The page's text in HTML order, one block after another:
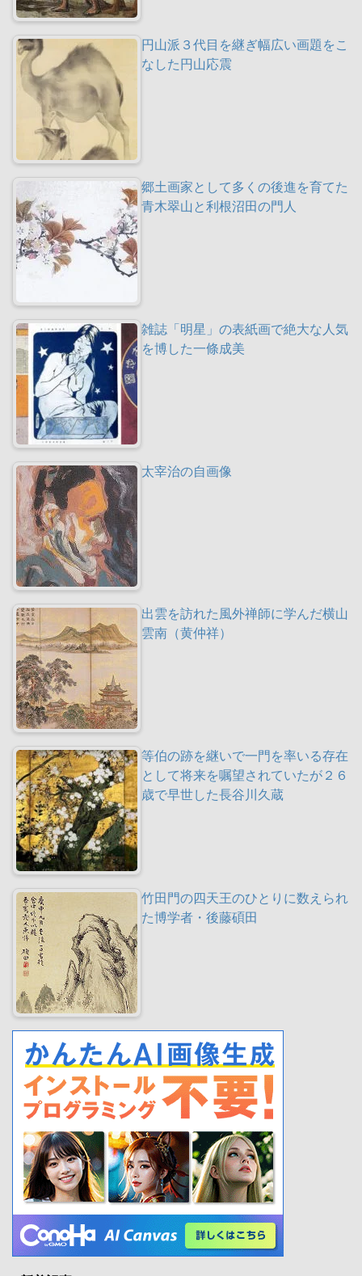
円山派３代目を継ぎ幅広い画題をこ
なした円山応震
郷土画家として多くの後進を育てた
青木翠山と利根沼田の門人
雑誌「明星」の表紙画で絶大な人気
を博した一條成美
太宰治の自画像
出雲を訪れた風外禅師に学んだ横山
雲南（黄仲祥）
等伯の跡を継いで一門を率いる存在
として将来を嘱望されていたが２６
歳で早世した長谷川久蔵
竹田門の四天王のひとりに数えられ
た博学者・後藤碩田